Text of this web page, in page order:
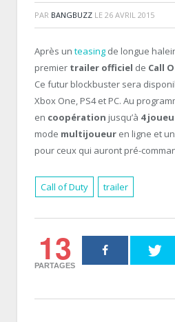
PAR BANGBUZZ LE 26 AVRIL 2015
Après un teasing de longue
premier trailer officiel de Call
Ce futur blockbuster sera
Xbox One, PS4 et PC. Au
en coopération jusqu’à 4
mode multijoueur en ligne et
pour ceux qui auront pré-
Call of Duty trailer
13
PARTAGES